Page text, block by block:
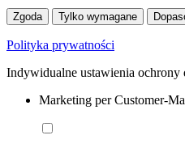
Zgoda Tylko wymagane
Polityka prywatności
Indywidualne ustawienia ochrony
Marketing per Customer-